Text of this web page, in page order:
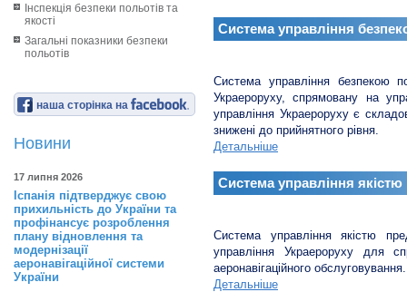
Інспекція безпеки польотів та
якості
Загальні показники безпеки
польотів
наша сторінка на
Новини
17 липня 2026
Іспанія підтверджує свою
прихильність до України та
профінансує розроблення
плану відновлення та
модернізації
аеронавігаційної системи
України
Система управління
Система управління безпекою
Украероруху, спрямовану на
управління Украероруху є
знижені до прийнятного рівня.
Детальніше
Система управління якістю
Система управління якістю
управління Украероруху для
аеронавігаційного обслуговування.
Детальніше